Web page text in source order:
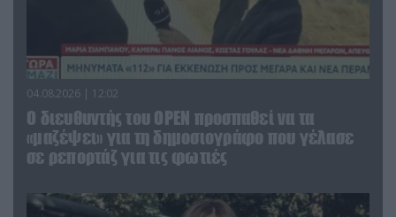
04.08.2026 | 12:02
O διευθυντής του OPEN προσπαθεί να τα
«μαζέψει» για τη δημοσιογράφο που γέλασε
σε ρεπορτάζ για τις φωτιές